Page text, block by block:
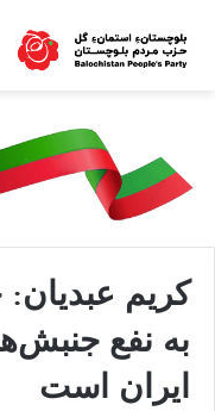
کریم عبدیان:
به نفع
ایران است